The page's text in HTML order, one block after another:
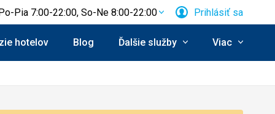
Pia 7:00-22:00, So-Ne 8:00-22:00 Prihlásiť sa
hotelov Blog Ďalšie služby Viac